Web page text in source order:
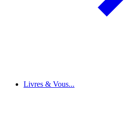
Livres & Vous...